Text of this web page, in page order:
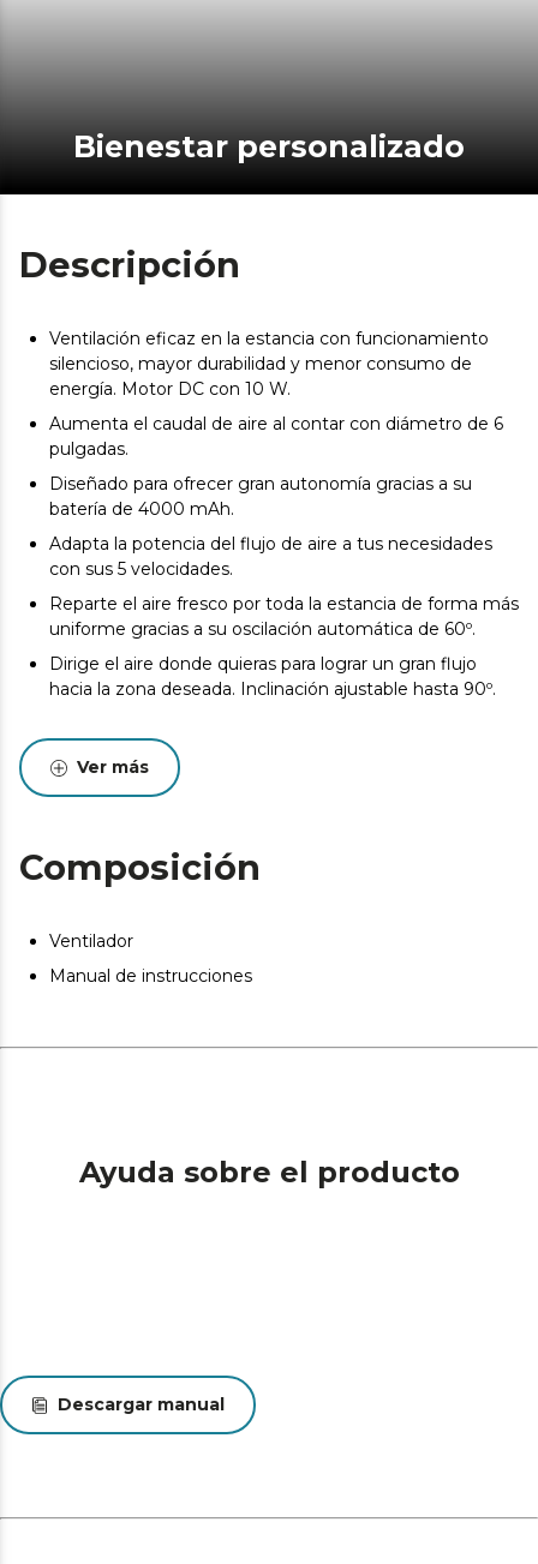
Bienestar personalizado
Descripción
Ventilación eficaz en la estancia con funcionamiento
silencioso, mayor durabilidad y menor consumo de
energía. Motor DC con 10 W.
Aumenta el caudal de aire al contar con diámetro de 6
pulgadas.
Diseñado para ofrecer gran autonomía gracias a su
batería de 4000 mAh.
Adapta la potencia del flujo de aire a tus necesidades
con sus 5 velocidades.
Reparte el aire fresco por toda la estancia de forma más
uniforme gracias a su oscilación automática de 60º.
Dirige el aire donde quieras para lograr un gran flujo
hacia la zona deseada. Inclinación ajustable hasta 90º.
Ver más
Composición
Ventilador
Manual de instrucciones
Ayuda sobre el producto
Descargar manual